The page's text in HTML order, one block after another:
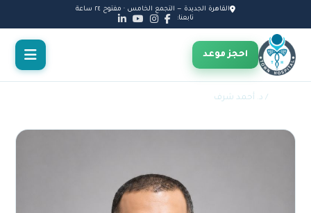
القاهرة الجديدة — التجمع الخامس · مفتوح ٢٤ ساعة
تابعنا:
احجز موعد
/ د. أحمد شرف